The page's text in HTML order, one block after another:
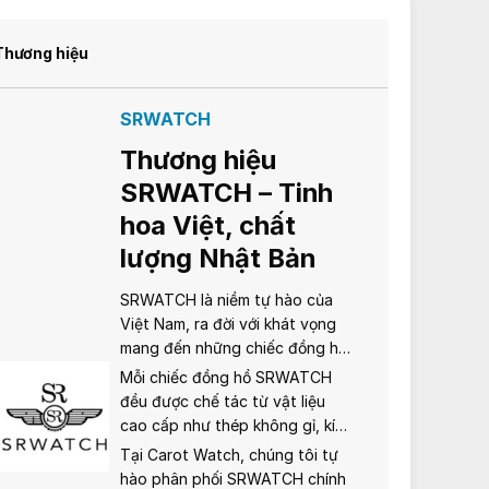
hiệu
SRWATCH
Thương hiệu
SRWATCH – Tinh
hoa Việt, chất
lượng Nhật Bản
SRWATCH là niềm tự hào của
Việt Nam, ra đời với khát vọng
mang đến những chiếc đồng hồ
chất lượng cao, phong cách
tinh tế nhưng gần gũi. Được sản
xuất với công nghệ và bộ máy
hài hòa giữa thiết kế hiện đại và
Mỗi chiếc đồng hồ SRWATCH
đều được chế tác từ vật liệu
cao cấp như thép không gỉ, kính
sapphire chống xước, cùng bộ
máy quartz hoặc cơ automatic
Tại Carot Watch, chúng tôi tự
hào phân phối SRWATCH chính